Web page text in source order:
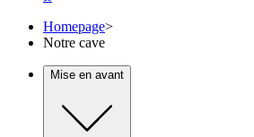
Homepage>
Notre cave
Mise en avant